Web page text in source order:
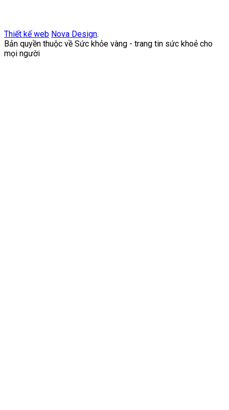
Thiết kế web Nova Design.
Bản quyền thuộc về Sức khỏe vàng - trang tin sức khoẻ cho
mọi người